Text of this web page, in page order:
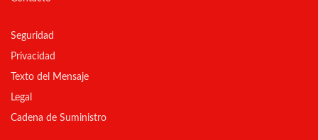
Seguridad
Privacidad
Texto del Mensaje
Legal
Cadena de Suministro